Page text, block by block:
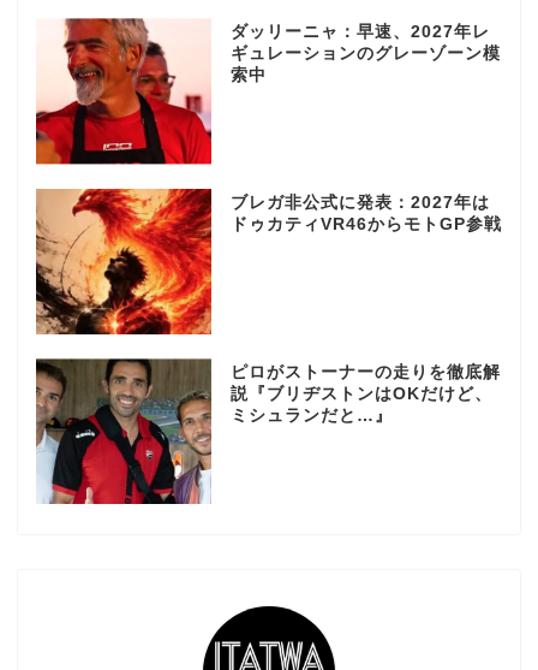
ダッリーニャ：早速、2027年レ
ギュレーションのグレーゾーン模
索中
ブレガ非公式に発表：2027年は
ドゥカティVR46からモトGP参戦
ピロがストーナーの走りを徹底解
説『ブリヂストンはOKだけど、
ミシュランだと…』